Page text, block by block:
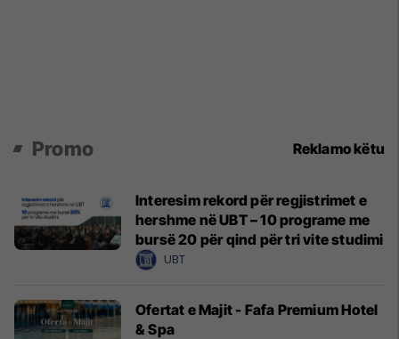
Promo Reklamo këtu
Interesim rekord për regjistrimet e
hershme në UBT – 10 programe me
bursë 20 për qind për tri vite studimi
UBT
Ofertat e Majit - Fafa Premium Hotel
& Spa